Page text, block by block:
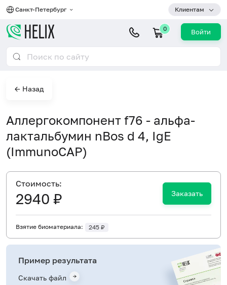
Санкт-Петербург Клиентам
0 Войти
← Назад
Аллергокомпонент f76 - альфа-
лактальбумин nBos d 4, IgE
(ImmunoCAP)
Cтоимость:
2940 ₽ Заказать
Взятие биоматериала: 245 ₽
Пример результата
Скачать файл